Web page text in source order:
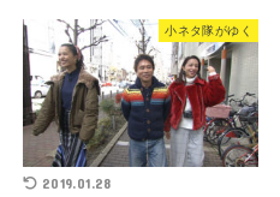
小ネタ隊がゆく
2019.01.28